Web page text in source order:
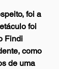
foi a
foi
Findi
como
de uma